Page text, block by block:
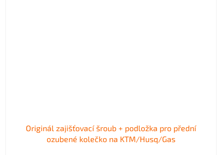
Originál zajišťovací šroub + podložka pro přední
ozubené kolečko na KTM/Husq/Gas